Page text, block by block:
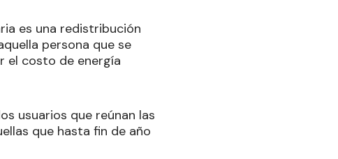
es una redistribución
persona que se
el costo de energía
usuarios que reúnan las
que hasta fin de año